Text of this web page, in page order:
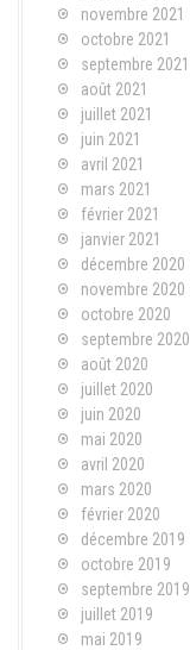
novembre 2021
octobre 2021
septembre 2021
août 2021
juillet 2021
juin 2021
avril 2021
mars 2021
février 2021
janvier 2021
décembre 2020
novembre 2020
octobre 2020
septembre 2020
août 2020
juillet 2020
juin 2020
mai 2020
avril 2020
mars 2020
février 2020
décembre 2019
octobre 2019
septembre 2019
juillet 2019
mai 2019